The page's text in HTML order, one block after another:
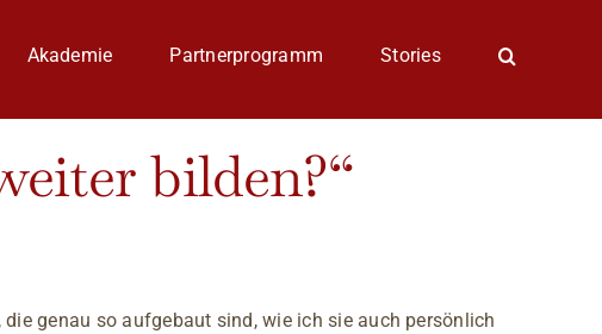
Akademie Partnerprogramm Stories
bilden?“
genau so aufgebaut sind, wie ich sie auch persönlich